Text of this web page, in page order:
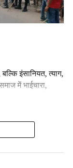
इंसानियत, त्याग,
में भाईचारा,